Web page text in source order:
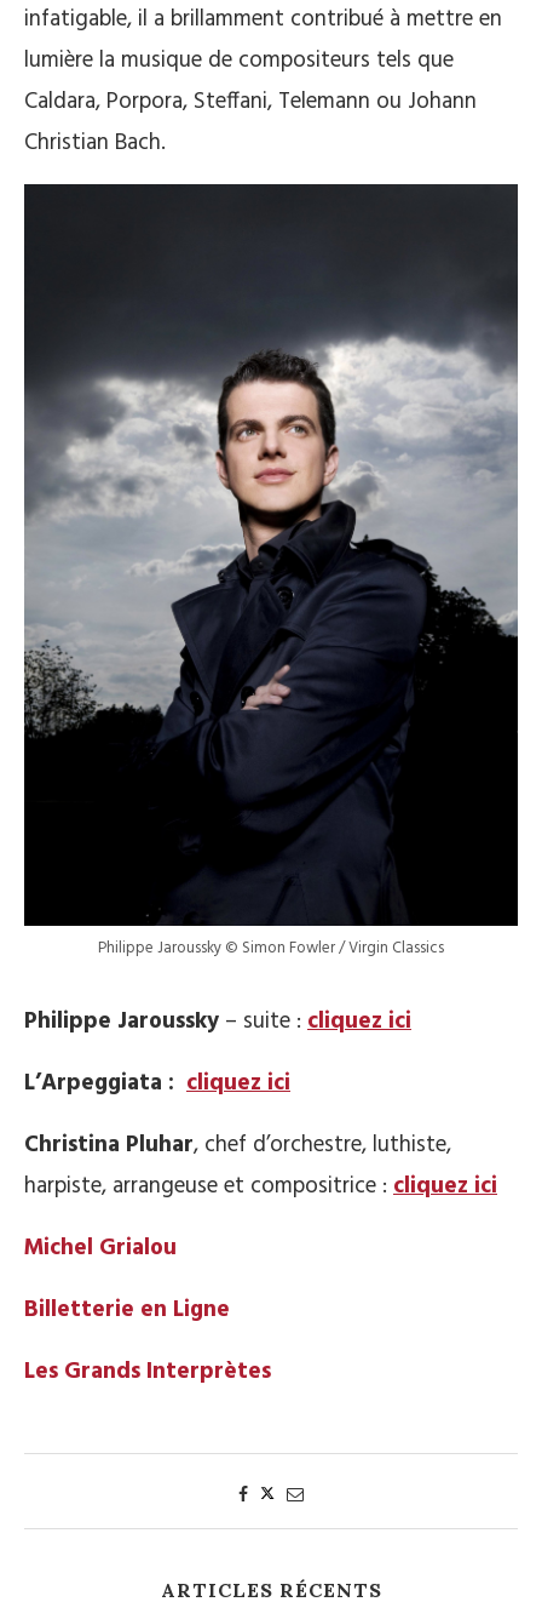
infatigable, il a brillamment contribué à mettre en
lumière la musique de compositeurs tels que
Caldara, Porpora, Steffani, Telemann ou Johann
Christian Bach.
Philippe Jaroussky © Simon Fowler / Virgin Classics
Philippe Jaroussky – suite : cliquez ici
L’Arpeggiata : cliquez ici
Christina Pluhar, chef d’orchestre, luthiste,
harpiste, arrangeuse et compositrice : cliquez ici
Michel Grialou
Billetterie en Ligne
Les Grands Interprètes
ARTICLES RÉCENTS